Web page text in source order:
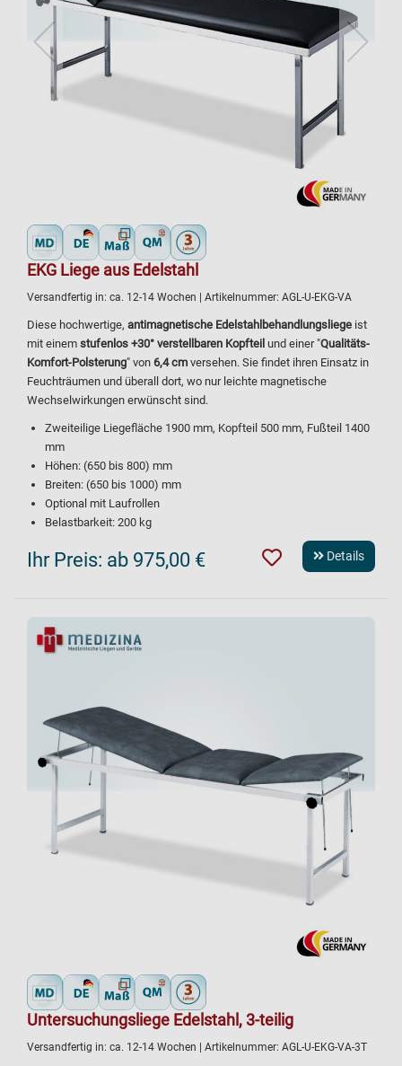
EKG Liege aus Edelstahl
Versandfertig in: ca. 12-14 Wochen | Artikelnummer: AGL-U-EKG-VA
Diese hochwertige, antimagnetische Edelstahlbehandlungsliege ist
mit einem stufenlos +30° verstellbaren Kopfteil und einer "Qualitäts-
Komfort-Polsterung" von 6,4 cm versehen. Sie findet ihren Einsatz in
Feuchträumen und überall dort, wo nur leichte magnetische
Wechselwirkungen erwünscht sind.
Zweiteilige Liegefläche 1900 mm, Kopfteil 500 mm, Fußteil 1400
mm
Höhen: (650 bis 800) mm
Breiten: (650 bis 1000) mm
Optional mit Laufrollen
Belastbarkeit: 200 kg
Ihr Preis: ab 975,00 € Details
Untersuchungsliege Edelstahl, 3-teilig
Versandfertig in: ca. 12-14 Wochen | Artikelnummer: AGL-U-EKG-VA-3T